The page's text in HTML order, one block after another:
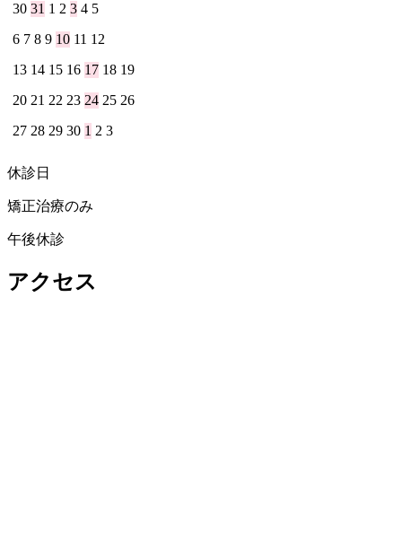
30 31 1 2 3 4 5
6 7 8 9 10 11 12
13 14 15 16 17 18 19
20 21 22 23 24 25 26
27 28 29 30 1 2 3
休診日
矯正治療のみ
午後休診
アクセス